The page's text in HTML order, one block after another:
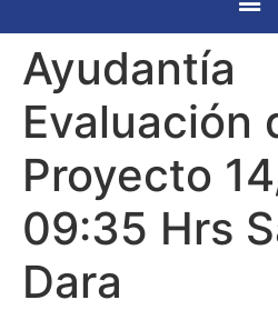
Ayudantía
Evaluación
Proyecto
09:35 Hrs
Dara